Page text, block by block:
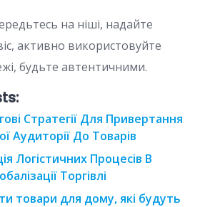
на ніші, надайте
активно використовуйте
будьте автентичними.
Стратегії Для Привертання
Аудиторії До Товарів
Логістичних Процесів В
Торгівлі
товари для дому, які будуть